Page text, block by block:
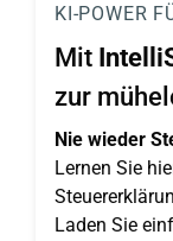
KI-POWER
Mit
zur
Nie wieder
Lernen Sie
Laden Sie